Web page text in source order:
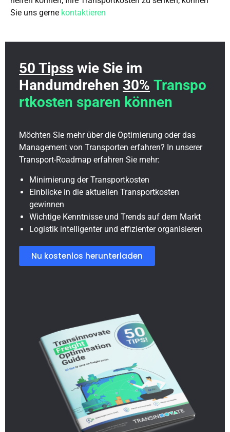
Sie uns gerne kontaktieren
50 Tipss wie Sie im
Handumdrehen 30% Transpo
rtkosten sparen können
Möchten Sie mehr über die Optimierung oder das
Management von Transporten erfahren? In unserer
Transport-Roadmap erfahren Sie mehr:
Minimierung der Transportkosten
Einblicke in die aktuellen Transportkosten
gewinnen
Wichtige Kenntnisse und Trends auf dem Markt
Logistik intelligenter und effizienter organisieren
Nu kostenlos herunterladen